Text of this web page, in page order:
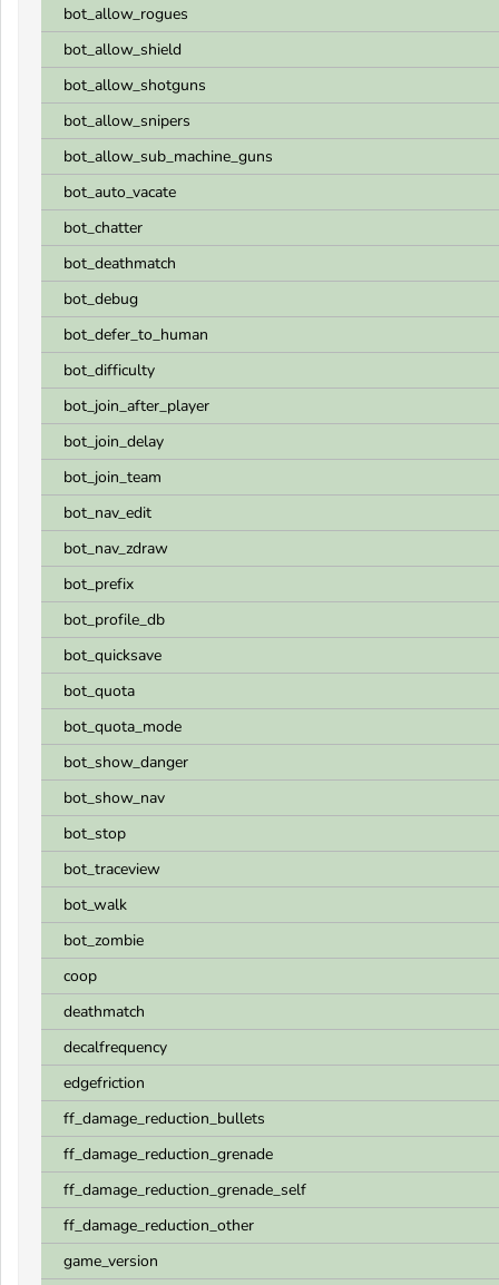
bot_allow_rogues
bot_allow_shield
bot_allow_shotguns
bot_allow_snipers
bot_allow_sub_machine_guns
bot_auto_vacate
bot_chatter
bot_deathmatch
bot_debug
bot_defer_to_human
bot_difficulty
bot_join_after_player
bot_join_delay
bot_join_team
bot_nav_edit
bot_nav_zdraw
bot_prefix
bot_profile_db
bot_quicksave
bot_quota
bot_quota_mode
bot_show_danger
bot_show_nav
bot_stop
bot_traceview
bot_walk
bot_zombie
coop
deathmatch
decalfrequency
edgefriction
ff_damage_reduction_bullets
ff_damage_reduction_grenade
ff_damage_reduction_grenade_self
ff_damage_reduction_other
game_version